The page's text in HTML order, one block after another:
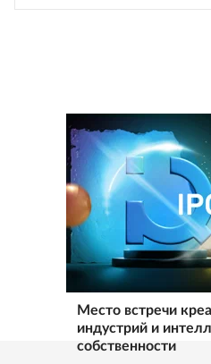
Место встречи
индустрий и
собственности